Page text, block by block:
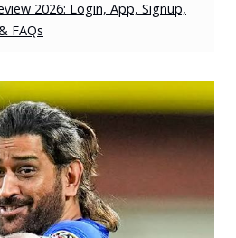
2026: Login, App, Signup,
FAQs